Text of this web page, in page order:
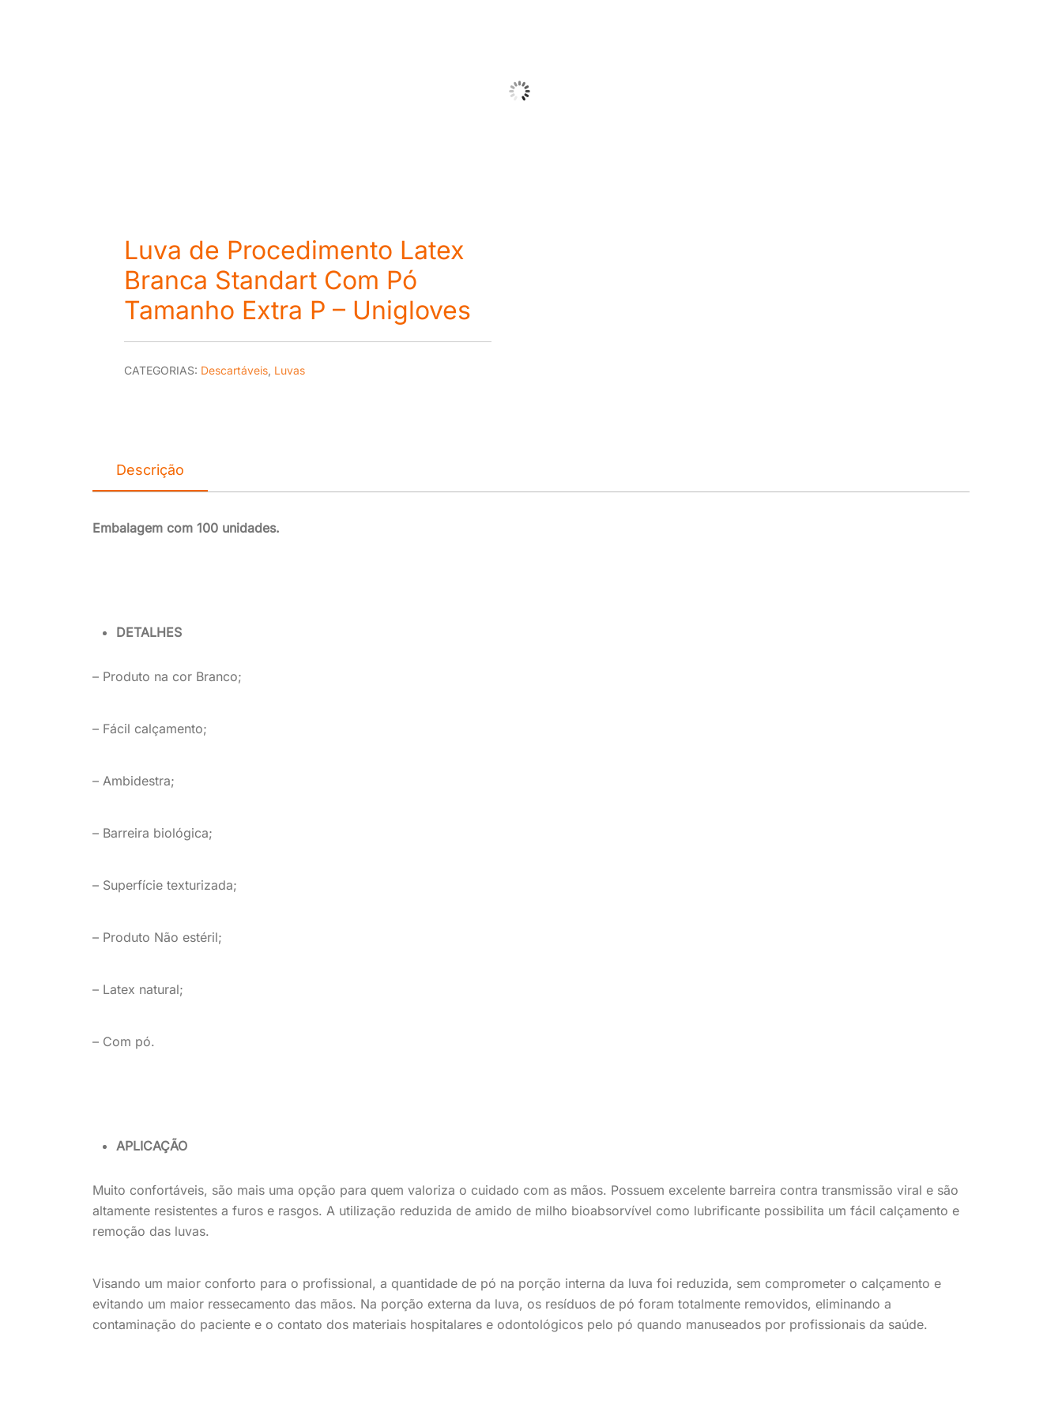
Luva de Procedimento Latex
Branca Standart Com Pó
Tamanho Extra P – Unigloves
CATEGORIAS: Descartáveis Luvas
Descrição
Embalagem com 100 unidades.
DETALHES
– Produto na cor Branco;
– Fácil calçamento;
– Ambidestra;
– Barreira biológica;
– Superfície texturizada;
– Produto Não estéril;
– Latex natural;
– Com pó.
APLICAÇÃO
Muito confortáveis, são mais uma opção para quem valoriza o cuidado com as mãos. Possuem excelente barreira contra transmissão viral e são
altamente resistentes a furos e rasgos. A utilização reduzida de amido de milho bioabsorvível como lubrificante possibilita um fácil calçamento e
remoção das luvas.
Visando um maior conforto para o profissional, a quantidade de pó na porção interna da luva foi reduzida, sem comprometer o calçamento e
evitando um maior ressecamento das mãos. Na porção externa da luva, os resíduos de pó foram totalmente removidos, eliminando a
contaminação do paciente e o contato dos materiais hospitalares e odontológicos pelo pó quando manuseados por profissionais da saúde.